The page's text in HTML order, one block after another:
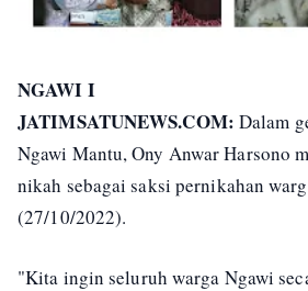
NGAWI I
JATIMSATUNEWS.COM: Dalam
Ngawi Mantu, Ony Anwar Harsono
nikah sebagai saksi pernikahan
(27/10/2022).
"Kita ingin seluruh warga Ngawi